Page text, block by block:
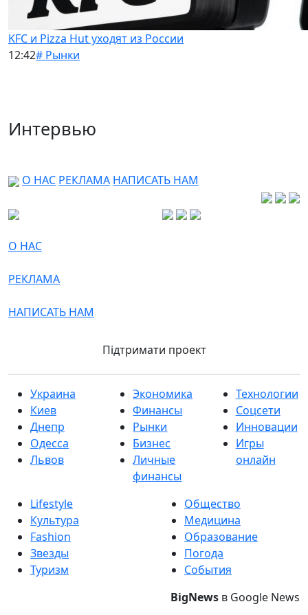
KFC и Pizza Hut уходят из России
12:42# Рынки
Интервью
О НАС РЕКЛАМА НАПИСАТЬ НАМ
О НАС
РЕКЛАМА
НАПИСАТЬ НАМ
Підтримати проект
Украина
Киев
Днепр
Одесса
Львов
Экономика
Финансы
Рынки
Бизнес
Личные
финансы
Технологии
Соцсети
Инновации
Игры
онлайн
Lifestyle
Культура
Fashion
Звезды
Туризм
Общество
Медицина
Образование
Погода
События
BigNews в Google News